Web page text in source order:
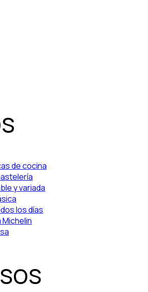
de cocina
y variada
los días